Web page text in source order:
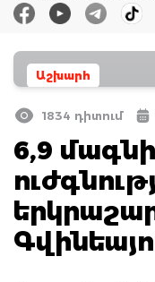
Աշխարհ
1834 դիտում
6,9